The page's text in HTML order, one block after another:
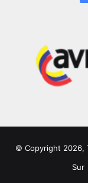
© Copyright 2026,